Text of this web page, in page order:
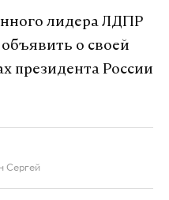
лидера ЛДПР
о своей
президента России
Сергей